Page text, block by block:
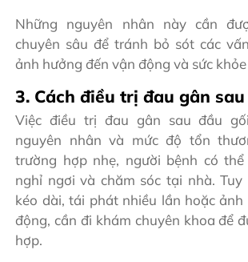
Những nguyên nhân này cần
chuyên sâu để tránh bỏ sót các
ảnh hưởng đến vận động và sức
3. Cách điều trị đau gân
Việc điều trị đau gân sau đầu
nguyên nhân và mức độ tổn
trường hợp nhẹ, người bệnh có
nghỉ ngơi và chăm sóc tại nhà. Tuy
kéo dài, tái phát nhiều lần hoặc
động, cần đi khám chuyên khoa để
hợp.